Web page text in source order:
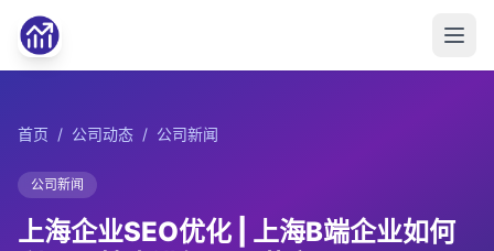
首页 / 公司动态 / 公司新闻
公司新闻
上海企业SEO优化 | 上海B端企业如何